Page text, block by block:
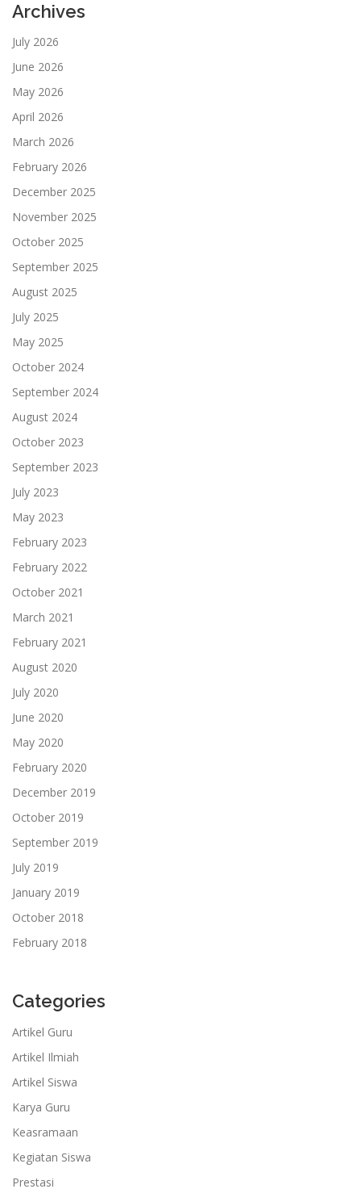
Archives
July 2026
June 2026
May 2026
April 2026
March 2026
February 2026
December 2025
November 2025
October 2025
September 2025
August 2025
July 2025
May 2025
October 2024
September 2024
August 2024
October 2023
September 2023
July 2023
May 2023
February 2023
February 2022
October 2021
March 2021
February 2021
August 2020
July 2020
June 2020
May 2020
February 2020
December 2019
October 2019
September 2019
July 2019
January 2019
October 2018
February 2018
Categories
Artikel Guru
Artikel Ilmiah
Artikel Siswa
Karya Guru
Keasramaan
Kegiatan Siswa
Prestasi